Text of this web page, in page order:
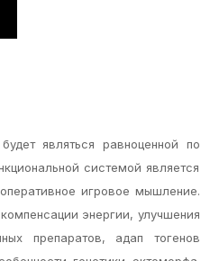
являться равноценной по
системой является
игровое мышление.
энергии, улучшения
препаратов, адап тогенов